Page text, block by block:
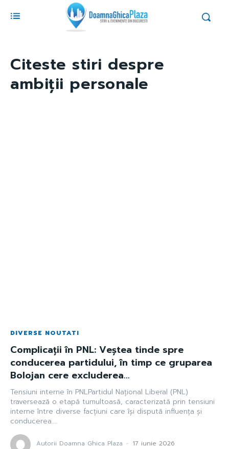
Citeste stiri despre
ambiții personale
DIVERSE NOUTATI
Complicații în PNL: Veștea tinde spre
conducerea partidului, în timp ce gruparea
Bolojan cere excluderea…
Tensiuni interne în PNLPartidul Național Liberal (PNL)
traversează o etapă tumultoasă, caracterizată prin tensiuni
interne între diverse facțiuni care își dispută influența și
conducerea....
Autorii Doamna Ghica Plaza - 17 iunie 2026